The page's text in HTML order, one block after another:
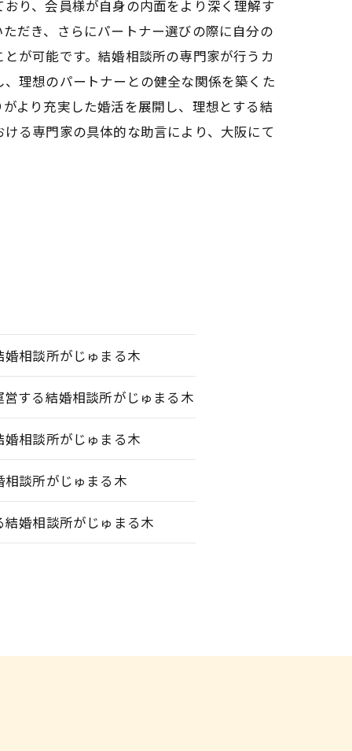
り、会員様が自身の内面をより深く理解す
だき、さらにパートナー選びの際に自分の
が可能です。結婚相談所の専門家が行うカ
理想のパートナーとの健全な関係を築くた
より充実した婚活を展開し、理想とする結
る専門家の具体的な助言により、大阪にて
相談所がじゅまる木
する結婚相談所がじゅまる木
相談所がじゅまる木
談所がじゅまる木
婚相談所がじゅまる木